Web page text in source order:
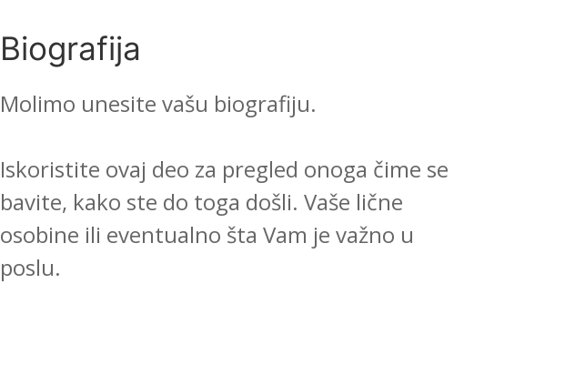
Biografija
Molimo unesite vašu biografiju.
Iskoristite ovaj deo za pregled onoga čime se
bavite, kako ste do toga došli. Vaše lične
osobine ili eventualno šta Vam je važno u
poslu.